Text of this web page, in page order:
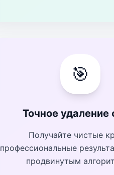
🎯
Точное удаление
Получайте чистые
профессиональные
продвинутым